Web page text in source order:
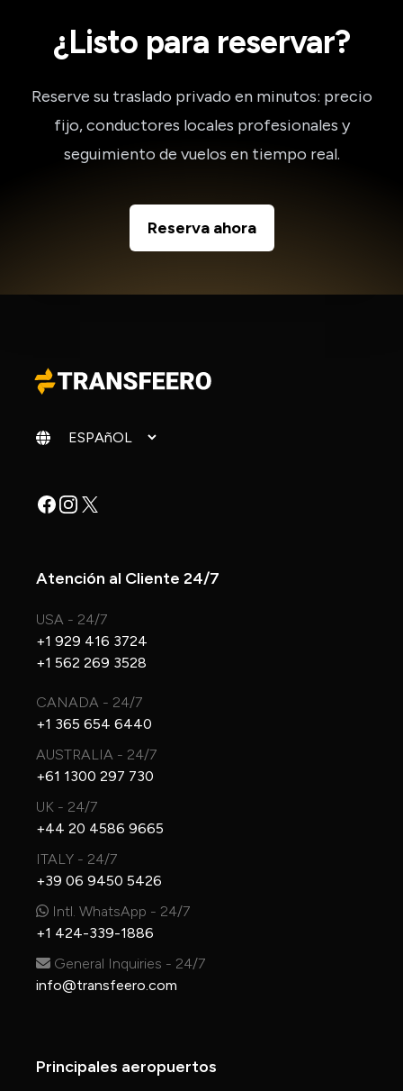
¿Listo para reservar?
Reserve su traslado privado en minutos: precio
fijo, conductores locales profesionales y
seguimiento de vuelos en tiempo real.
Reserva ahora
Cambiar idioma
Facebook
Instagram
X
Atención al Cliente 24/7
USA - 24/7
+1 929 416 3724
+1 562 269 3528
CANADA - 24/7
+1 365 654 6440
AUSTRALIA - 24/7
+61 1300 297 730
UK - 24/7
+44 20 4586 9665
ITALY - 24/7
+39 06 9450 5426
Intl. WhatsApp - 24/7
+1 424-339-1886
General Inquiries - 24/7
info@transfeero.com
Principales aeropuertos